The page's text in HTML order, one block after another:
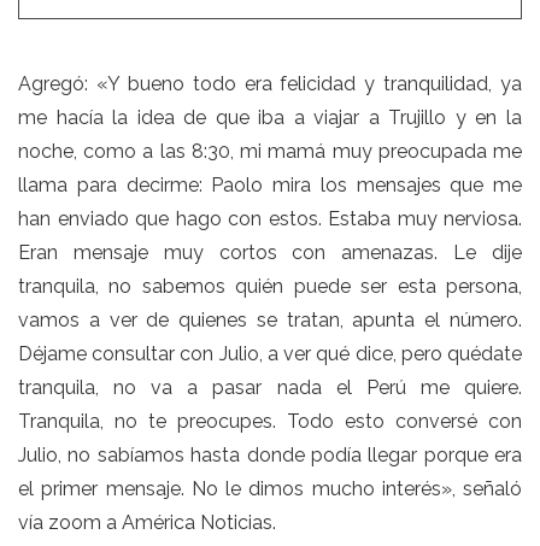
Agregó: «Y bueno todo era felicidad y tranquilidad, ya
me hacía la idea de que iba a viajar a Trujillo y en la
noche, como a las 8:30, mi mamá muy preocupada me
llama para decirme: Paolo mira los mensajes que me
han enviado que hago con estos. Estaba muy nerviosa.
Eran mensaje muy cortos con amenazas. Le dije
tranquila, no sabemos quién puede ser esta persona,
vamos a ver de quienes se tratan, apunta el número.
Déjame consultar con Julio, a ver qué dice, pero quédate
tranquila, no va a pasar nada el Perú me quiere.
Tranquila, no te preocupes. Todo esto conversé con
Julio, no sabíamos hasta donde podía llegar porque era
el primer mensaje. No le dimos mucho interés», señaló
vía zoom a América Noticias.